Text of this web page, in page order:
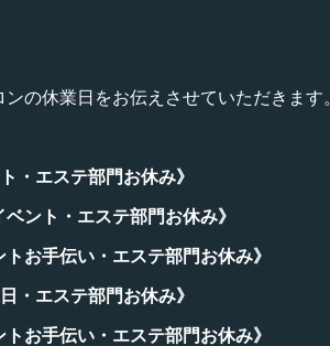
の休業日をお伝えさせていただきます。
エステ部門お休み》
ント・エステ部門お休み》
お手伝い・エステ部門お休み》
エステ部門お休み》
お手伝い・エステ部門お休み》